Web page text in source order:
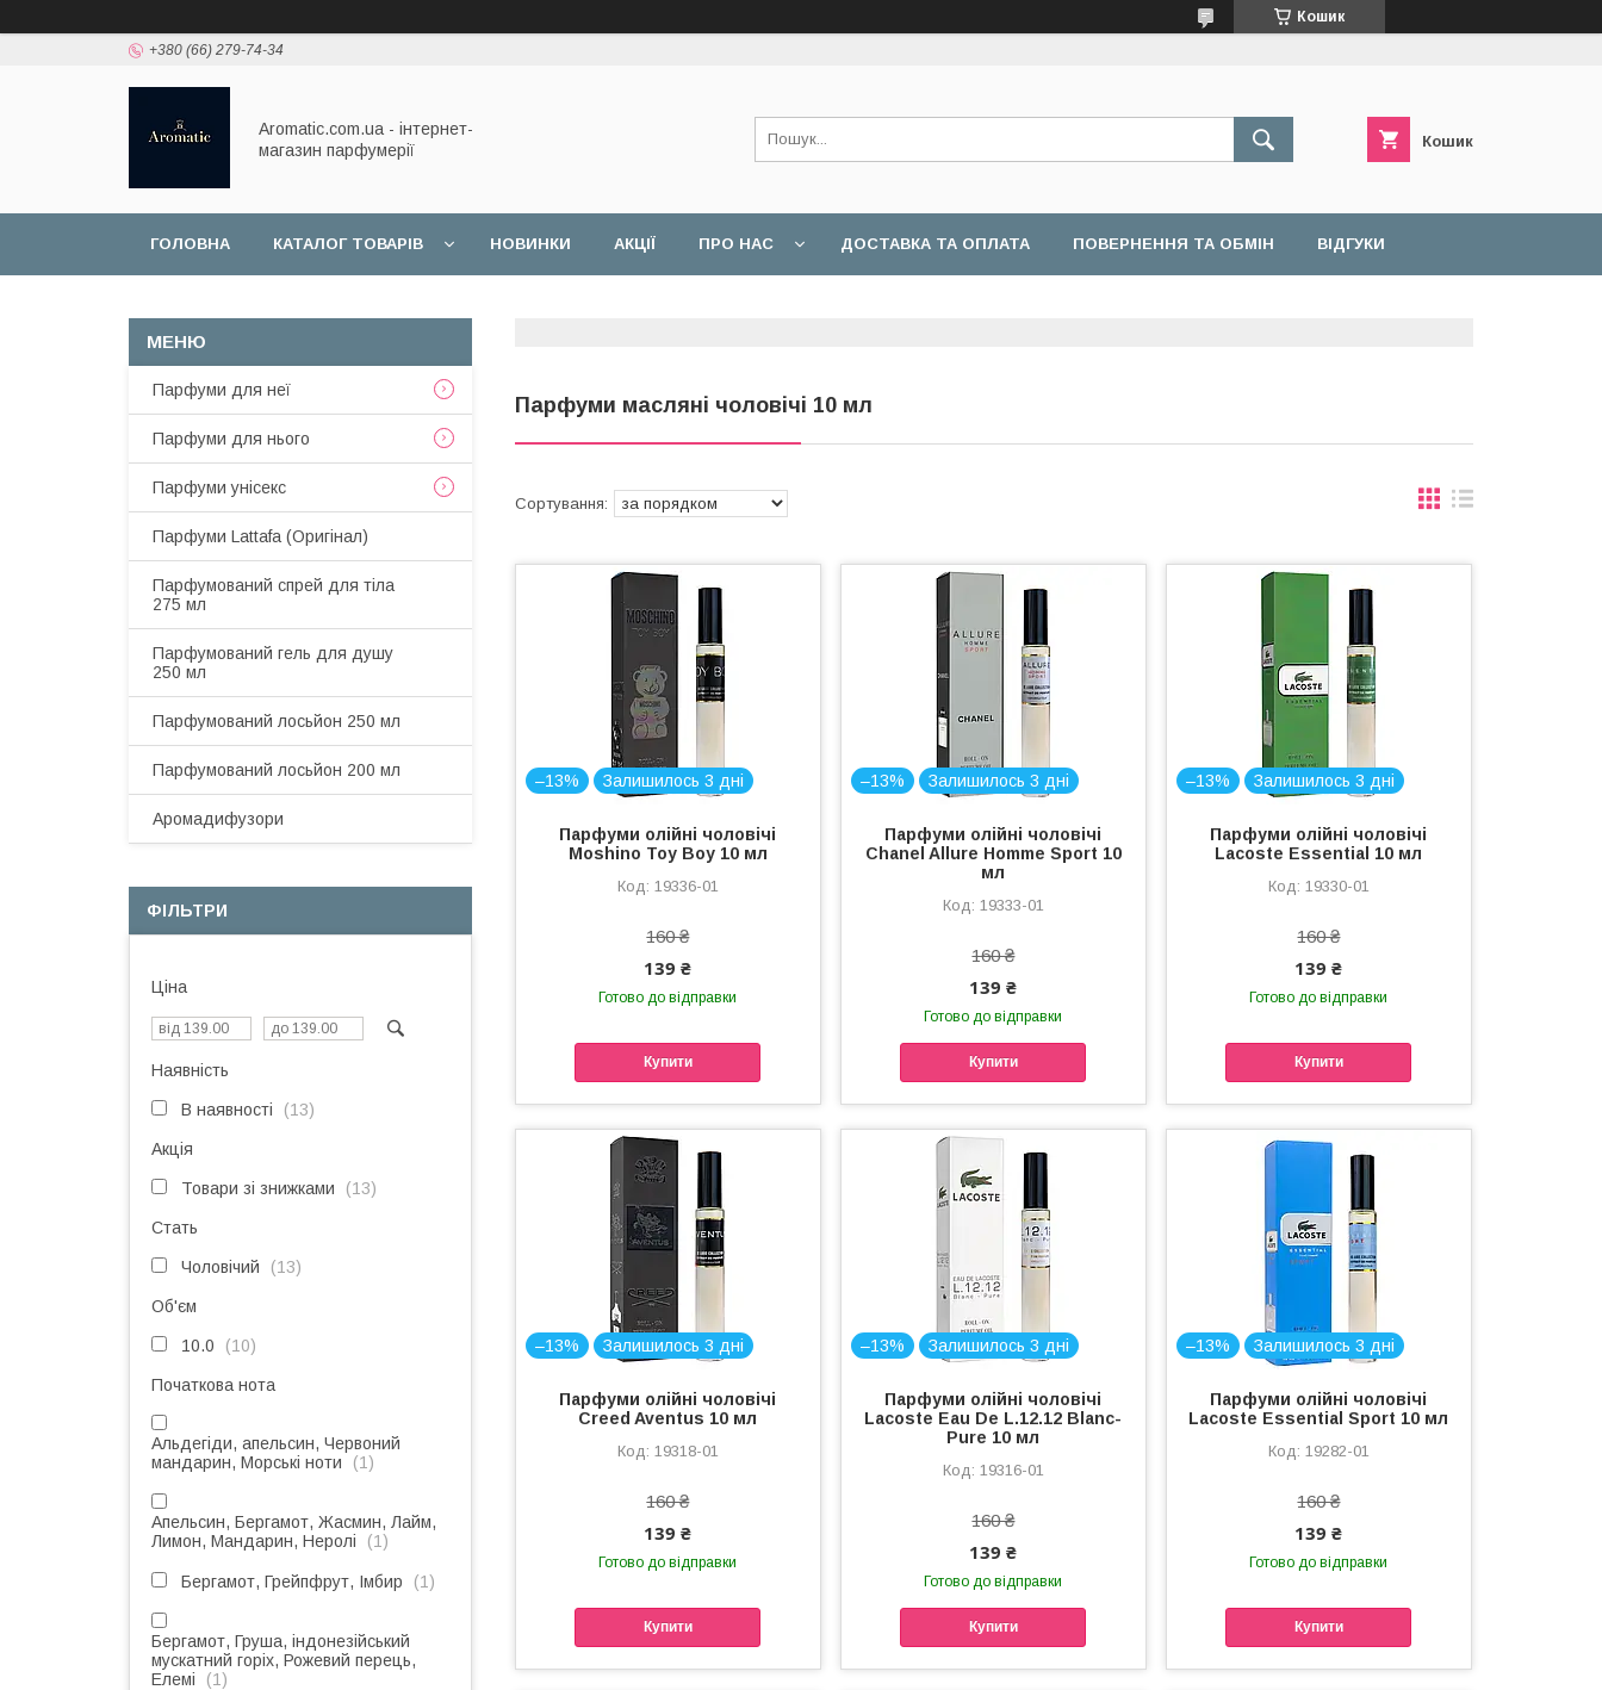
Кошик
+380 (66) 279-74-34
Aromatic.com.ua - інтернет-
магазин парфумерії
Кошик
ГОЛОВНА КАТАЛОГ ТОВАРІВ НОВИНКИ АКЦІЇ ПРО НАС ДОСТАВКА ТА ОПЛАТА ПОВЕРНЕННЯ ТА ОБМІН ВІДГУКИ
Парфуми масляні чоловічі 10 мл
–13% Залишилось 3 дні
Парфуми олійні чоловічі
Moshino Toy Boy 10 мл
19336-01
160 ₴
139 ₴
Готово до відправки
Купити
–13% Залишилось 3 дні
Парфуми олійні чоловічі
Chanel Allure Homme Sport 10
мл
19333-01
160 ₴
139 ₴
Готово до відправки
Купити
–13% Залишилось 3 дні
Парфуми олійні чоловічі
Lacoste Essential 10 мл
19330-01
160 ₴
139 ₴
Готово до відправки
Купити
–13% Залишилось 3 дні
Парфуми олійні чоловічі
Creed Aventus 10 мл
19318-01
160 ₴
139 ₴
Готово до відправки
Купити
–13% Залишилось 3 дні
Парфуми олійні чоловічі
Lacoste Eau De L.12.12 Blanc-
Pure 10 мл
19316-01
160 ₴
139 ₴
Готово до відправки
Купити
–13% Залишилось 3 дні
Парфуми олійні чоловічі
Lacoste Essential Sport 10 мл
19282-01
160 ₴
139 ₴
Готово до відправки
Купити
Парфуми для неї
Парфуми для нього
Парфуми унісекс
Парфуми Lattafa (Оригінал)
Парфумований спрей для тіла
275 мл
Парфумований гель для душу
250 мл
Парфумований лосьйон 250 мл
Парфумований лосьйон 200 мл
Аромадифузори
ФІЛЬТРИ
Ціна
Наявність
В наявності 13
Акція
Товари зі знижками 13
Стать
Чоловічий 13
Об'єм
10.0 10
Початкова нота
Альдегіди, апельсин, Червоний
мандарин, Морські ноти
1
Апельсин, Бергамот, Жасмин, Лайм,
Лимон, Мандарин, Неролі
1
Бергамот, Грейпфрут, Імбир 1
Бергамот, Груша, індонезійський
мускатний горіх, Рожевий перець,
Елемі
1